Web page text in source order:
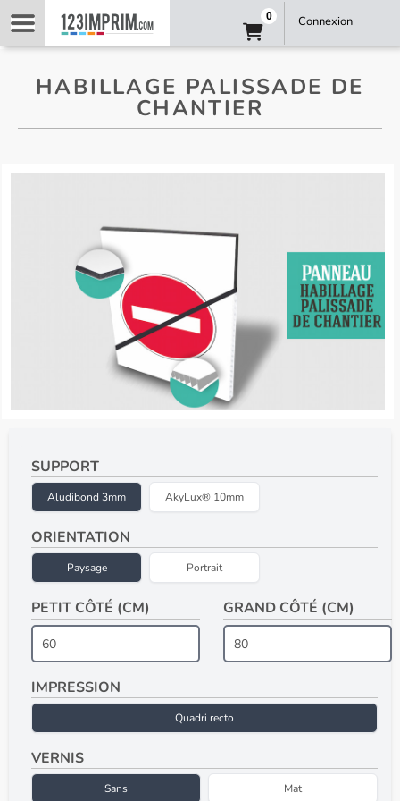
0 Connexion
HABILLAGE PALISSADE DE
CHANTIER
SUPPORT
Aludibond 3mm AkyLux® 10mm
ORIENTATION
Paysage Portrait
PETIT CÔTÉ (CM) GRAND CÔTÉ (CM)
IMPRESSION
Quadri recto
VERNIS
Sans Mat